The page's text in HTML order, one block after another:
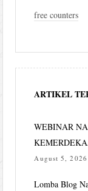
free counters
ARTIKEL
WEBINAR
August 5, 2026
Lomba Blog